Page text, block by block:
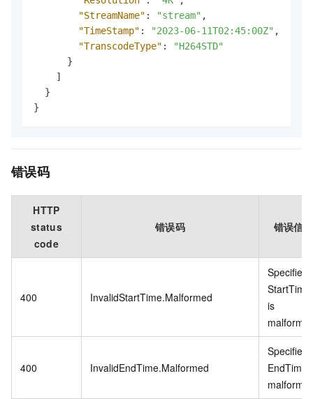
"StreamName" : "stream" ,
"TimeStamp" : "2023-06-11T02:45:00Z" ,
"TranscodeType" :
"H264STD"
}
]
}
}
错误码
HTTP
status
code
错误码 错误信
400 InvalidStartTime.Malformed
Specified
StartTime
is
400 InvalidEndTime.Malformed
Specified
EndTime